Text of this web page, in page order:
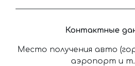
Контактные
Место получения авто
аэропорт и т.